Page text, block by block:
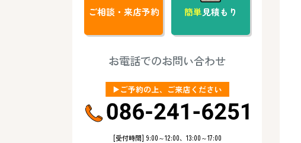
ご相談・来店予約 簡単見積もり
お電話でのお問い合わせ
[受付時間] 9:00～12:00、13:00～17:00